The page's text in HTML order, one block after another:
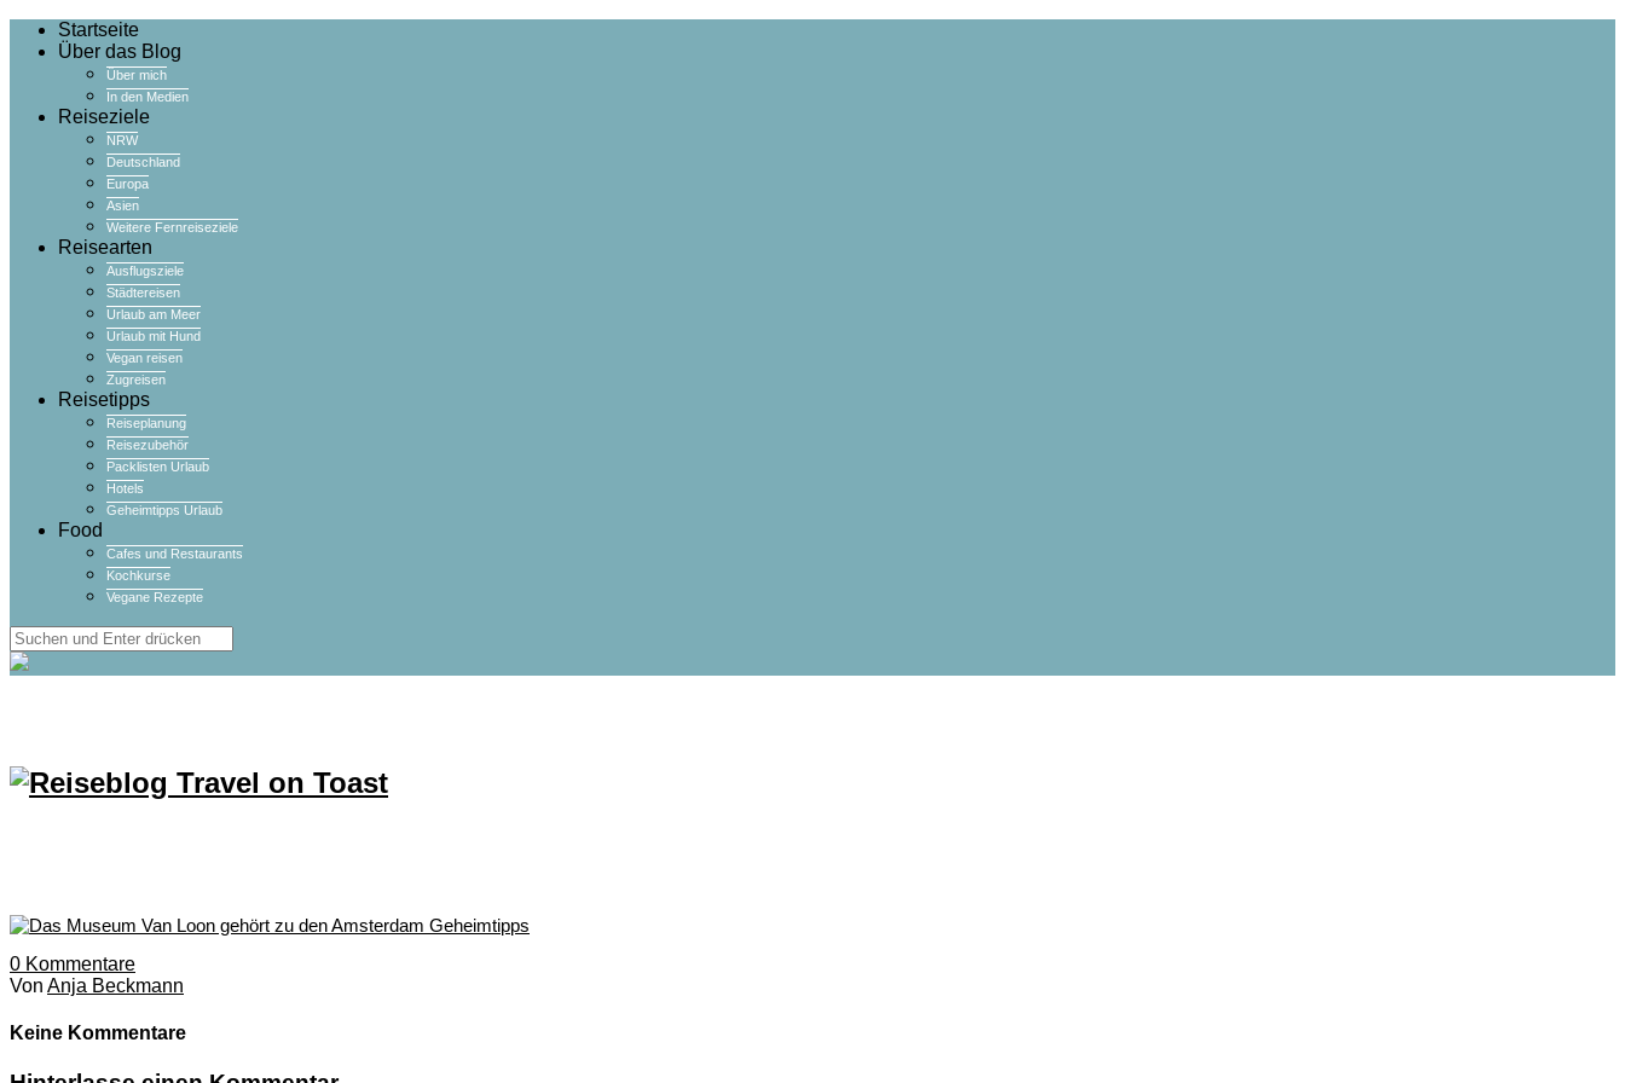
Startseite
Über das Blog
Über mich
In den Medien
Reiseziele
NRW
Deutschland
Europa
Asien
Weitere Fernreiseziele
Reisearten
Ausflugsziele
Städtereisen
Urlaub am Meer
Urlaub mit Hund
Vegan reisen
Zugreisen
Reisetipps
Reiseplanung
Reisezubehör
Packlisten Urlaub
Hotels
Geheimtipps Urlaub
Food
Cafes und Restaurants
Kochkurse
Vegane Rezepte
0 Kommentare
Von Anja Beckmann
Keine Kommentare